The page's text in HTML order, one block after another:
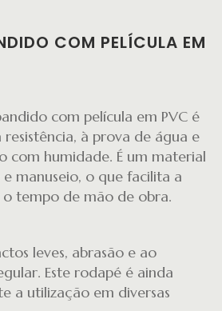
COM PELÍCULA EM
com película em PVC é
à prova de água e
com humidade. É um material
manuseio, o que facilita a
tempo de mão de obra.
leves, abrasão e ao
Este rodapé é ainda
a utilização em diversas